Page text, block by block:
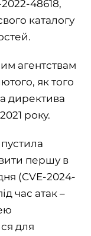
48618,
каталогу
агентствам
як того
директива
року.
першу в
(CVE-2024-
час атак –
для